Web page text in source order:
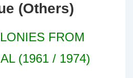
(Others)
FROM
(1961 / 1974)